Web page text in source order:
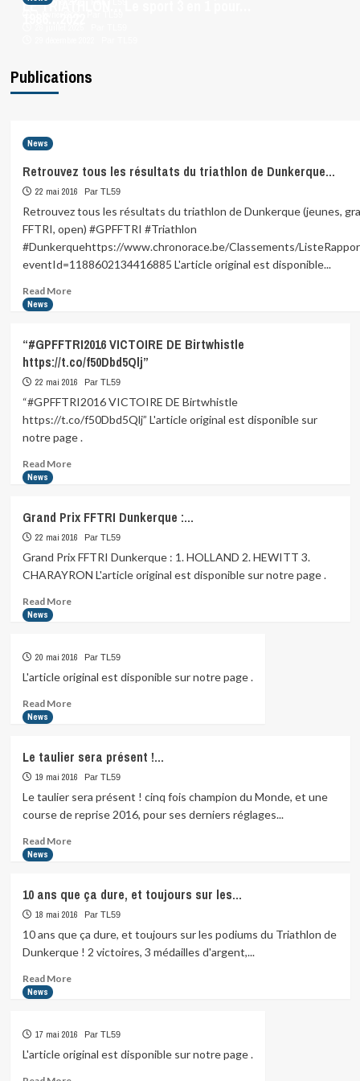
LE TRIATHLON… Le sport 3 en 1 pour…
Publications
News
Retrouvez tous les résultats du triathlon de Dunkerque…
22 mai 2016 Par TL59
Retrouvez tous les résultats du triathlon de Dunkerque (jeunes,
FFTRI, open) #GPFFTRI #Triathlon
#Dunkerquehttps://www.chronorace.be/Classements/
eventId=1188602134416885 L'article original est disponible...
Read MoreRead
tous
les
résultats
triathlon
de
Dunkerque…
News
“#GPFFTRI2016 VICTOIRE DE Birtwhistle
https://t.co/f50Dbd5Qlj”
22 mai 2016 Par TL59
“#GPFFTRI2016 VICTOIRE DE Birtwhistle
https://t.co/f50Dbd5Qlj” L'article original est disponible sur
notre page .
Read MoreRead
VICTOIRE
DE
Birtwhistle
News
Grand Prix FFTRI Dunkerque :…
22 mai 2016 Par TL59
Grand Prix FFTRI Dunkerque : 1. HOLLAND 2. HEWITT 3.
CHARAYRON L'article original est disponible sur notre page .
Read MoreRead
Prix
FFTRI
:
News
20 mai 2016 Par TL59
L'article original est disponible sur notre page .
Read MoreRead
News
Le taulier sera présent !…
19 mai 2016 Par TL59
Le taulier sera présent ! cinq fois champion du Monde, et une
course de reprise 2016, pour ses derniers réglages...
Read MoreRead
taulier
sera
présent
News
10 ans que ça dure, et toujours sur les…
18 mai 2016 Par TL59
10 ans que ça dure, et toujours sur les podiums du Triathlon de
Dunkerque ! 2 victoires, 3 médailles d'argent,...
Read MoreRead
ans
que
News
17 mai 2016 Par TL59
L'article original est disponible sur notre page .
Read